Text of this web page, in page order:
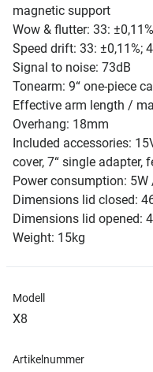
magnetic support
Wow & flutter: 33:
Speed drift: 33: ±0,11%;
Signal to noise: 73dB
Tonearm: 9“ one-piece
Effective arm length /
Overhang: 18mm
Included accessories:
cover, 7“ single adapter,
Power consumption:
Dimensions lid closed:
Dimensions lid opened:
Weight: 15kg
Modell
X8
Artikelnummer